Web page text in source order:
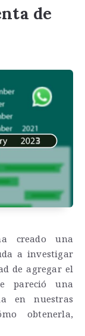
de
creado una
a investigar
de agregar el
pareció una
en nuestras
obtenerla,